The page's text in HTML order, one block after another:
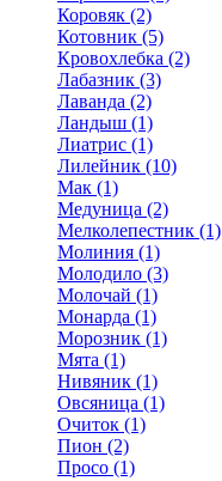
Коровяк (2)
Котовник (5)
Кровохлебка (2)
Лабазник (3)
Лаванда (2)
Ландыш (1)
Лиатрис (1)
Лилейник (10)
Мак (1)
Медуница (2)
Мелколепестник (1)
Молиния (1)
Молодило (3)
Молочай (1)
Монарда (1)
Морозник (1)
Мята (1)
Нивяник (1)
Овсяница (1)
Очиток (1)
Пион (2)
Просо (1)